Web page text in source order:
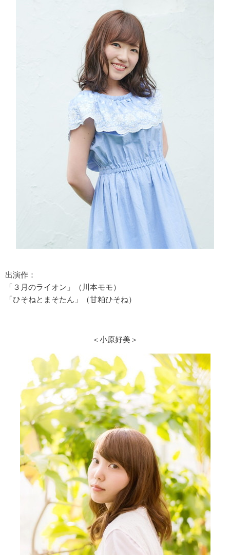
出演作：
「３月のライオン」（川本モモ）
「ひそねとまそたん」（甘粕ひそね）
＜小原好美＞